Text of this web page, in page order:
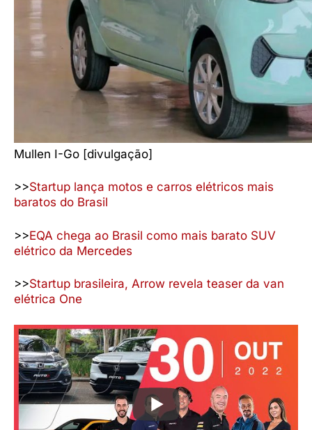
Mullen I-Go [divulgação]
>>Startup lança motos e carros elétricos mais
baratos do Brasil
>>EQA chega ao Brasil como mais barato SUV
elétrico da Mercedes
>>Startup brasileira, Arrow revela teaser da van
elétrica One